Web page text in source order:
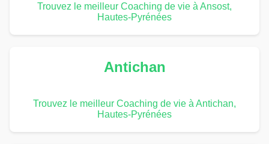
Trouvez le meilleur Coaching de vie à Ansost,
Hautes-Pyrénées
Antichan
Trouvez le meilleur Coaching de vie à Antichan,
Hautes-Pyrénées